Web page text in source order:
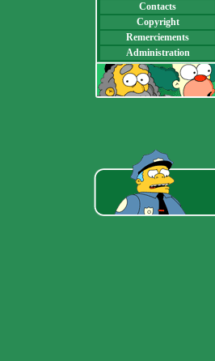
Contacts
Copyright
Remerciements
Administration